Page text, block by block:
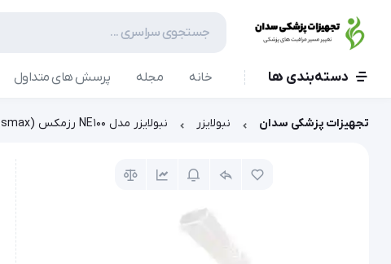
دسته‌بندی ها خانه مجله پرسش های متداول
تجهیزات پزشکی سدان نبولایزر نبولایزر مدل NE100 رزمکس (Rossmax)